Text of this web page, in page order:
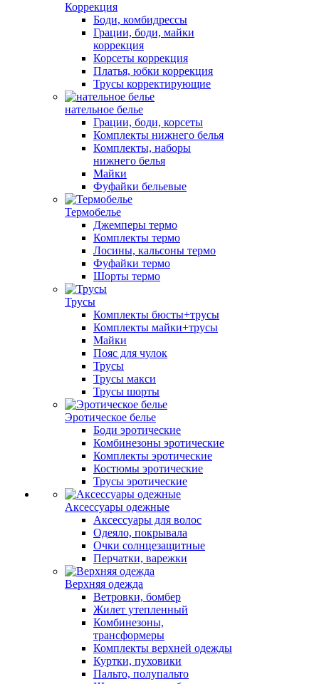
Коррекция
Боди, комбидрессы
Грации, боди, майки
коррекция
Корсеты коррекция
Платья, юбки коррекция
Трусы корректирующие
нательное белье
Грации, боди, корсеты
Комплекты нижнего белья
Комплекты, наборы
нижнего белья
Майки
Фуфайки бельевые
Термобелье
Джемперы термо
Комплекты термо
Лосины, кальсоны термо
Фуфайки термо
Шорты термо
Трусы
Комплекты бюсты+трусы
Комплекты майки+трусы
Майки
Пояс для чулок
Трусы
Трусы макси
Трусы шорты
Эротическое белье
Боди эротические
Комбинезоны эротические
Комплекты эротические
Костюмы эротические
Трусы эротические
Аксессуары одежные
Аксессуары для волос
Одеяло, покрывала
Очки солнцезащитные
Перчатки, варежки
Верхняя одежда
Ветровки, бомбер
Жилет утепленный
Комбинезоны,
трансформеры
Комплекты верхней одежды
Куртки, пуховики
Пальто, полупальто